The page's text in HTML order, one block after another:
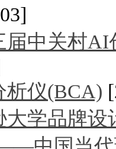
届中关村
析仪(BCA)
大学品牌设